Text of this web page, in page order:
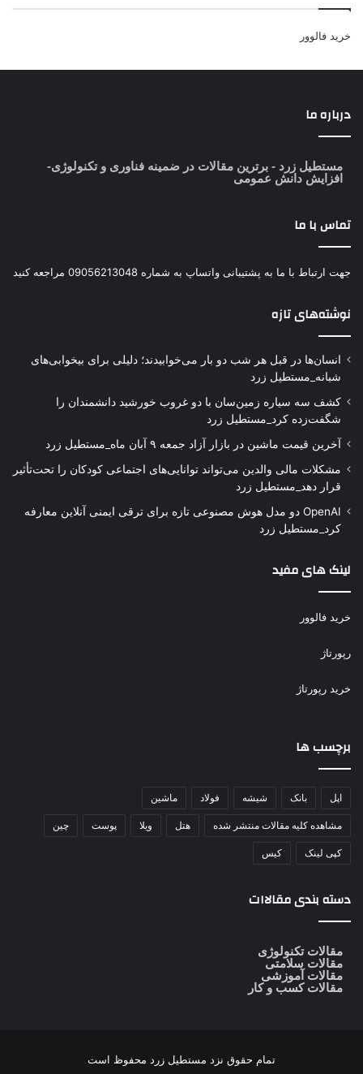
خرید فالوور
درباره ما
مستطیل زرد - برترین مقالات در ضمینه فناوری و تکنولوژی-
افزایش دانش عمومی
تماس با ما
جهت ارتباط با ما به پشتیبانی واتساپ به شماره 09056213048 مراجعه کنید
نوشته‌های تازه
انسان‌ها در قبل هر شب دو بار می‌خوابیدند؛ دلیلی برای بیخوابی‌های
شبانه_مستطیل زرد
کشف سه سیاره زمین‌سان با دو غروب خورشید دانشمندان را
شگفت‌زده کرد_مستطیل زرد
آخرین قیمت ماشین در بازار آزاد جمعه ۹ آبان ماه_مستطیل زرد
مشکلات مالی والدین می‌تواند توانایی‌های اجتماعی کودکان را تحت‌تأثیر
قرار دهد_مستطیل زرد
OpenAI دو مدل هوش مصنوعی تازه برای ترقی ایمنی آنلاین معارفه
کرد_مستطیل زرد
لینک های مفید
خرید فالوور
رپورتاژ
خرید رپورتاژ
برچسب ها
اپل بانک شیشه فولاد ماشین
مشاهده کلیه مقالات منتشر شده هتل ویلا پوست چین
کپی لینک کیس
دسته بندی مقالاات
مقالات تکنولوژی
مقالات سلامتی
مقالات آموزشی
مقالات کسب و کار
تمام حقوق نزد مستطیل زرد محفوظ است